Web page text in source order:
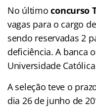
No últimoconcurso
vagas para o cargo
sendo reservadas 2
deficiência. A banca
Universidade
A seleção teve o
dia 26 de junho de